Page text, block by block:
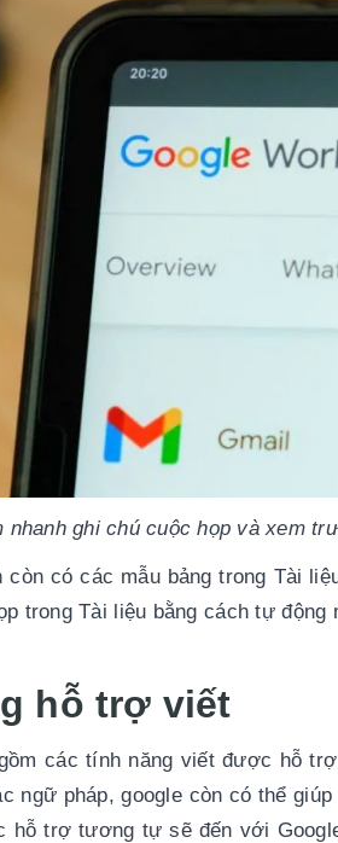
ghi chú cuộc họp và xem
còn có các mẫu bảng trong Tài
trong Tài liệu bằng cách tự
hỗ trợ viết
các tính năng viết được hỗ
ngữ pháp, google còn có thể
hỗ trợ tương tự sẽ đến với